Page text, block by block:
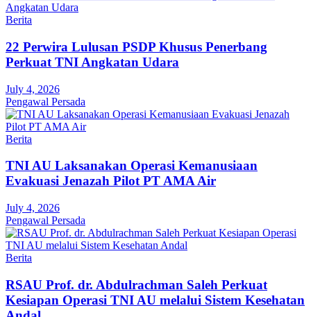
Berita
22 Perwira Lulusan PSDP Khusus Penerbang
Perkuat TNI Angkatan Udara
July 4, 2026
Pengawal Persada
Berita
TNI AU Laksanakan Operasi Kemanusiaan
Evakuasi Jenazah Pilot PT AMA Air
July 4, 2026
Pengawal Persada
Berita
RSAU Prof. dr. Abdulrachman Saleh Perkuat
Kesiapan Operasi TNI AU melalui Sistem Kesehatan